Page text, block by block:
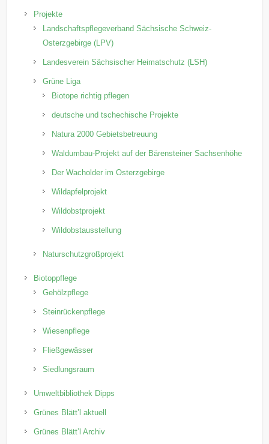
Projekte
Landschaftspflegeverband Sächsische Schweiz-
Osterzgebirge (LPV)
Landesverein Sächsischer Heimatschutz (LSH)
Grüne Liga
Biotope richtig pflegen
deutsche und tschechische Projekte
Natura 2000 Gebietsbetreuung
Waldumbau-Projekt auf der Bärensteiner Sachsenhöhe
Der Wacholder im Osterzgebirge
Wildapfelprojekt
Wildobstprojekt
Wildobstausstellung
Naturschutzgroßprojekt
Biotoppflege
Gehölzpflege
Steinrückenpflege
Wiesenpflege
Fließgewässer
Siedlungsraum
Umweltbibliothek Dipps
Grünes Blätt’l aktuell
Grünes Blätt’l Archiv